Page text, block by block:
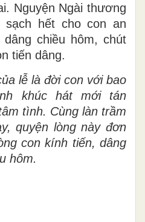
Nguyện Ngài thương
hết cho con an
chiều hôm, chút
tiến dâng.
lễ là đời con với bao
khúc hát mới tán
tình. Cùng làn trầm
quyện lòng này đơn
con kính tiến, dâng
hôm.